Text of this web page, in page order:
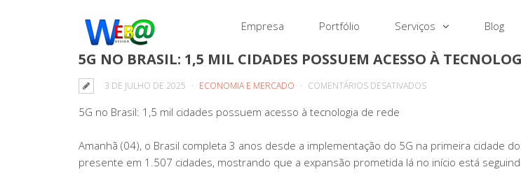
Empresa Portfólio Serviços Blog
5G NO BRASIL: 1,5 MIL CIDADES POSSUEM ACESSO À
3 DE JULHO DE 2025 ECONOMIA E MERCADO COMENTÁRIOS DESATIVADOSEM
1,5
MIL
5G no Brasil: 1,5 mil cidades possuem acesso à tecnologia de rede
Amanhã (04), o Brasil completa 3 anos desde a implementação do 5G na primeira cidade
presente em 1.507 cidades, mostrando que a expansão prometida lá no início está